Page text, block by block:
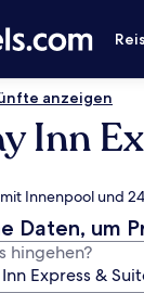
anzeigen
Inn
Innenpool und
Daten, um
hingehen?